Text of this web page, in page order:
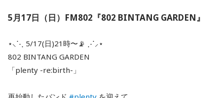
5月17日（日）FM802『802 BINTANG GARDEN』
⋆⸜⋱ 5/17(日)21時〜📡 ⋰⸝⋆
802 BINTANG GARDEN
「plenty -re:birth-」